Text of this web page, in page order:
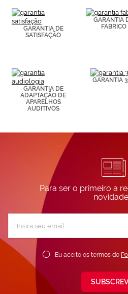
de páginas
visitadas).
Puedes
consultar más
Cookies.
GARANTIA DE
SATISFAÇÃO
GARANTIA
FABRICO
GARANTIA DE
ADAPTAÇÃO DE
APARELHOS
AUDITIVOS
GARANTIA
Para ser o primeiro a
Newsletter:
Eu aceito os termos do